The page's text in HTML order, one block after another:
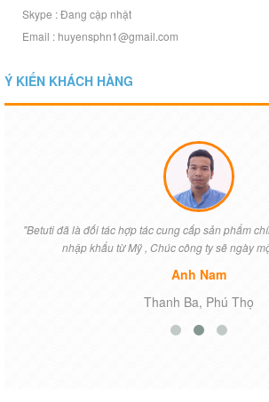
Skype : Đang cập nhật
Email : huyensphn1@gmail.com
Ý KIẾN KHÁCH HÀNG
"Betuti đã là đối tác hợp tác cung cấp sản phẩm
nhập khẩu từ Mỹ , Chúc công ty sẽ ngày
Anh Nam
Thanh Ba, Phú Thọ